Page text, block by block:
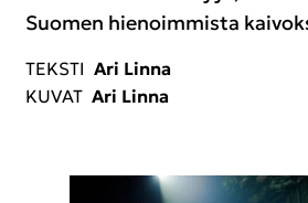
Suo­men hie­noim­mis­ta
TEKS­TI Ari Linna
KUVAT Ari Linna